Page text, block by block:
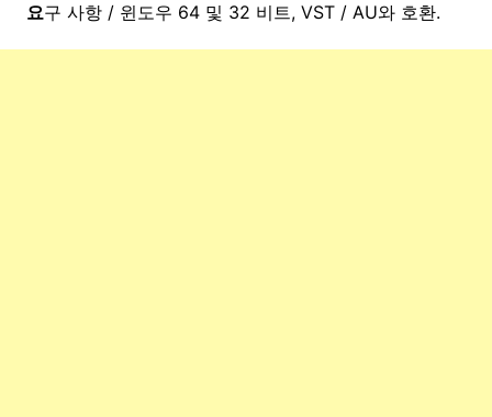
요구 사항 / 윈도우 64 및 32 비트, VST / AU와 호환.